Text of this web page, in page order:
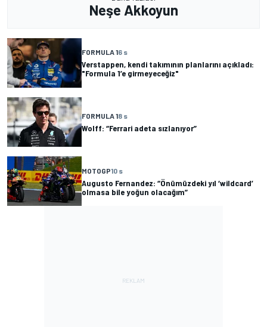
Neşe Akkoyun
FORMULA 16 s
Verstappen, kendi takımının planlarını açıkladı:
"Formula 1’e girmeyeceğiz"
FORMULA 18 s
Wolff: “Ferrari adeta sızlanıyor”
MOTOGP10 s
Augusto Fernandez: “Önümüzdeki yıl ‘wildcard’
olmasa bile yoğun olacağım”